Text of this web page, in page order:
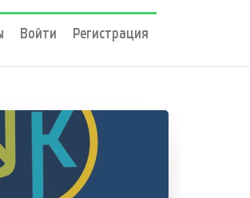
Войти Регистрация